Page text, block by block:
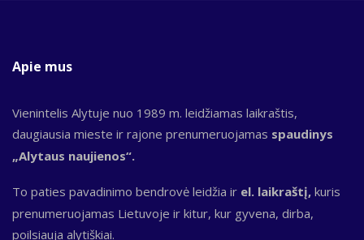
Apie mus
Vienintelis Alytuje nuo 1989 m. leidžiamas laikraštis,
daugiausia mieste ir rajone prenumeruojamas spaudinys
„Alytaus naujienos“.
To paties pavadinimo bendrovė leidžia ir el. laikraštį, kuris
prenumeruojamas Lietuvoje ir kitur, kur gyvena, dirba,
poilsiauja alytiškiai.